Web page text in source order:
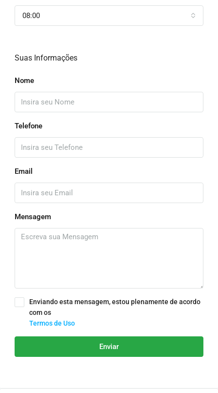
08:00
Suas Informações
Nome
Telefone
Email
Mensagem
Enviando esta mensagem, estou plenamente de acordo
com os
Termos de Uso
Enviar